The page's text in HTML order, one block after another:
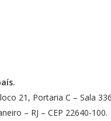
21, Portaria C – Sala
– RJ – CEP 22640-100.